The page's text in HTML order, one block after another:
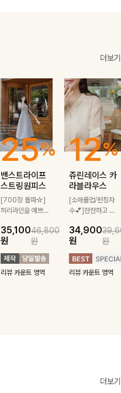
더보기
25%
밴스트라이프
스트링원피스
[700장 돌파☆]
허리라인을 예쁘게
깔끔한 스트라이프
패턴에 링클프리!
💙플레어지는 롱한
기장감까지 완벽한
데일리 원피스:B
35,100
원
46,800
원
리뷰 카운트 영역
12%
쥬린레이스 카
라블라우스
[소매롤업/펀칭자
수💕]잔잔하고 고
테일이 사랑스러운
블라우스-페미닌
하면서 여리한 무
드로 즐겨지는
ITEM
34,900
원
원
리뷰 카운트 영역
더보기